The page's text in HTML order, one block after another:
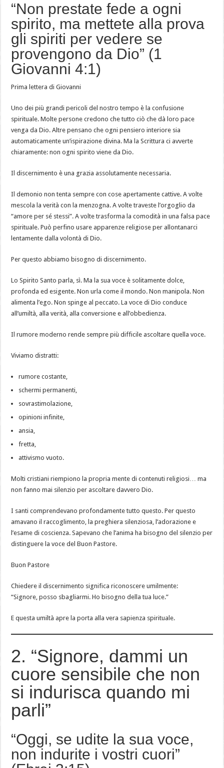
“Non prestate fede a ogni
spirito, ma mettete alla prova
gli spiriti per vedere se
provengono da Dio” (1
Giovanni 4:1)
Prima lettera di Giovanni
Uno dei più grandi pericoli del nostro tempo è la confusione
spirituale. Molte persone credono che tutto ciò che dà loro pace
venga da Dio. Altre pensano che ogni pensiero interiore sia
automaticamente un’ispirazione divina. Ma la Scrittura ci avverte
chiaramente: non ogni spirito viene da Dio.
Il discernimento è una grazia assolutamente necessaria.
Il demonio non tenta sempre con cose apertamente cattive. A volte
mescola la verità con la menzogna. A volte traveste l’orgoglio da
“amore per sé stessi”. A volte trasforma la comodità in una falsa pace
spirituale. Può perfino usare apparenze religiose per allontanarci
lentamente dalla volontà di Dio.
Per questo abbiamo bisogno di discernimento.
Lo Spirito Santo parla, sì. Ma la sua voce è solitamente dolce,
profonda ed esigente. Non urla come il mondo. Non manipola. Non
alimenta l’ego. Non spinge al peccato. La voce di Dio conduce
all’umiltà, alla verità, alla conversione e all’obbedienza.
Il rumore moderno rende sempre più difficile ascoltare quella voce.
Viviamo distratti:
rumore costante,
schermi permanenti,
sovrastimolazione,
opinioni infinite,
ansia,
fretta,
attivismo vuoto.
Molti cristiani riempiono la propria mente di contenuti religiosi… ma
non fanno mai silenzio per ascoltare davvero Dio.
I santi comprendevano profondamente tutto questo. Per questo
amavano il raccoglimento, la preghiera silenziosa, l’adorazione e
l’esame di coscienza. Sapevano che l’anima ha bisogno del silenzio per
distinguere la voce del Buon Pastore.
Buon Pastore
Chiedere il discernimento significa riconoscere umilmente:
“Signore, posso sbagliarmi. Ho bisogno della tua luce.”
E questa umiltà apre la porta alla vera sapienza spirituale.
2. “Signore, dammi un
cuore sensibile che non
si indurisca quando mi
parli”
“Oggi, se udite la sua voce,
non indurite i vostri cuori”